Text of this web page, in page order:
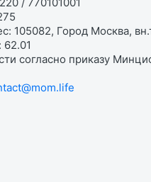
105082, Город Москва,
согласно приказу